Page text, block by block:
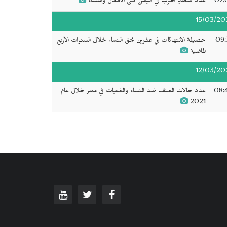
15/03/
حصيلة الانتهاكات في عفرين بحق النساء خلال السنوات الأربع
الماضية
12/03/
عدد حالات العنف ضد النساء والفتيات في مصر خلال عام
2021